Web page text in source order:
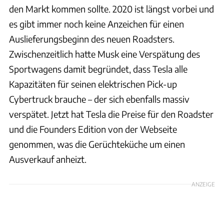
den Markt kommen sollte. 2020 ist längst vorbei und
es gibt immer noch keine Anzeichen für einen
Auslieferungsbeginn des neuen Roadsters.
Zwischenzeitlich hatte Musk eine Verspätung des
Sportwagens damit begründet, dass Tesla alle
Kapazitäten für seinen elektrischen Pick-up
Cybertruck brauche – der sich ebenfalls massiv
verspätet. Jetzt hat Tesla die Preise für den Roadster
und die Founders Edition von der Webseite
genommen, was die Gerüchteküche um einen
Ausverkauf anheizt.
ANZEIGE